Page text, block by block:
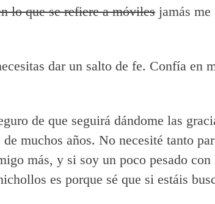
lo que se refiere a móviles jamás me
dar un salto de fe. Confía en
de que seguirá dándome las
muchos años. No necesité tanto
más, y si soy un poco pesado
es porque sé que si estáis